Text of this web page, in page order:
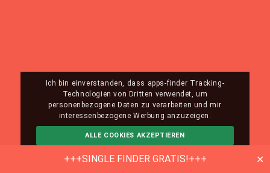
+++SINGLE FINDER GRATIS!+++ ✕
Ich bin einverstanden, dass apps-finder Tracking-
Technologien von Dritten verwendet, um
personenbezogene Daten zu verarbeiten und mir
interessenbezogene Werbung anzuzeigen.
ALLE COOKIES AKZEPTIEREN
ABLEHNEN MEHR INFO